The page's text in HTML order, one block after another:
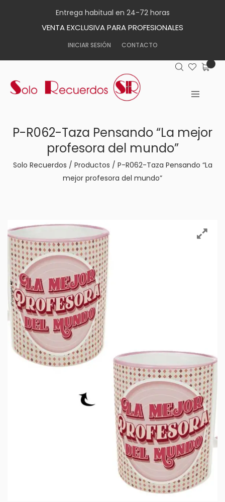
Entrega habitual en 24-72 horas
VENTA EXCLUSIVA PARA PROFESIONALES
INICIAR SESIÓN CONTACTO
P-R062-Taza Pensando “La mejor
profesora del mundo”
Solo Recuerdos / Productos / P-R062-Taza Pensando “La
mejor profesora del mundo”